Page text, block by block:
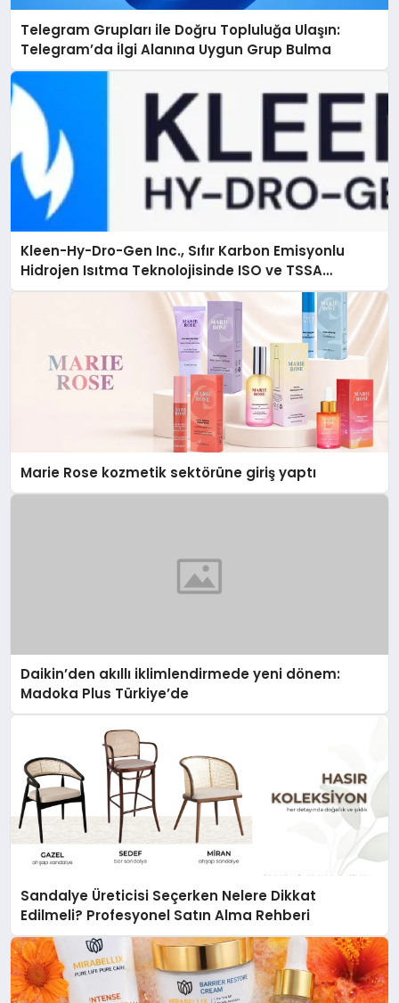
Telegram Grupları ile Doğru Topluluğa Ulaşın:
Telegram’da İlgi Alanına Uygun Grup Bulma
Kleen-Hy-Dro-Gen Inc., Sıfır Karbon Emisyonlu
Hidrojen Isıtma Teknolojisinde ISO ve TSSA
Düzenleyici Onaylarını Aldı
Marie Rose kozmetik sektörüne giriş yaptı
Daikin’den akıllı iklimlendirmede yeni dönem:
Madoka Plus Türkiye’de
Sandalye Üreticisi Seçerken Nelere Dikkat
Edilmeli? Profesyonel Satın Alma Rehberi